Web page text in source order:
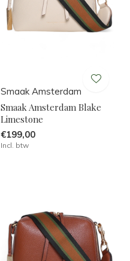
Smaak Amsterdam
Smaak Amsterdam Blake
Limestone
€199,00
Incl. btw